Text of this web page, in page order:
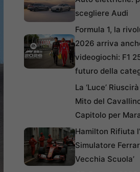
scegliere Audi
Formula 1, la
2026 arriva
videogiochi: F1
futuro della
La ‘Luce’
Mito del
Capitolo per
Hamilton Rifiuta
Simulatore
Vecchia Scuola’